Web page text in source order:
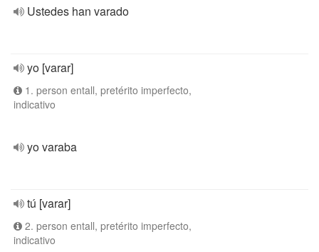
Ustedes han varado
yo [varar]
1. person entall, pretérito imperfecto,
indicativo
yo varaba
tú [varar]
2. person entall, pretérito imperfecto,
indicativo